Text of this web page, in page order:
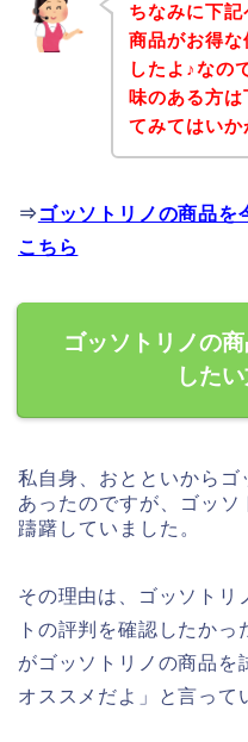
ちなみに下
商品がお得な
したよ♪なの
味のある方
てみてはいか
⇒ ゴッソトリノの商品を
こちら
ゴッソトリノの
した
私自身、おとといから
あったのですが、ゴッソ
躊躇していました。
その理由は、ゴッソトリ
トの評判を確認したか
がゴッソトリノの商品を
オススメだよ」と言って